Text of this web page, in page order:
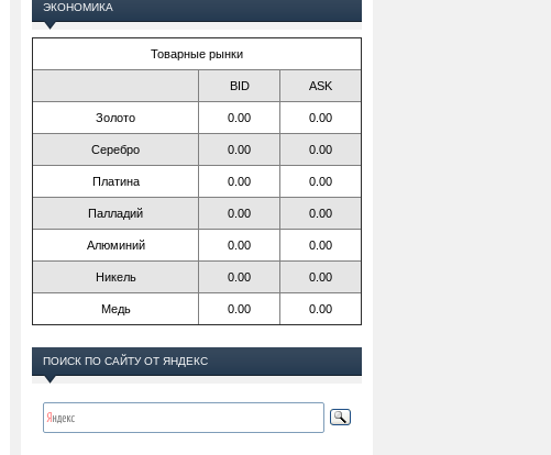
ЭКОНОМИКА
Товарные рынки
BID ASK
Золото 0.00 0.00
Серебро 0.00 0.00
Платина 0.00 0.00
Палладий 0.00 0.00
Алюминий 0.00 0.00
Никель 0.00 0.00
Медь 0.00 0.00
ПОИСК ПО САЙТУ ОТ ЯНДЕКС